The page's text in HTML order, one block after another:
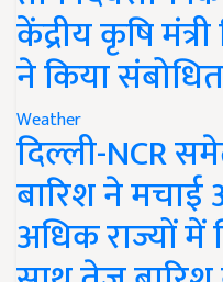
केंद्रीय कृषि
ने किया संबोधित
Weather
दिल्ली-NCR
बारिश ने
अधिक राज्यों